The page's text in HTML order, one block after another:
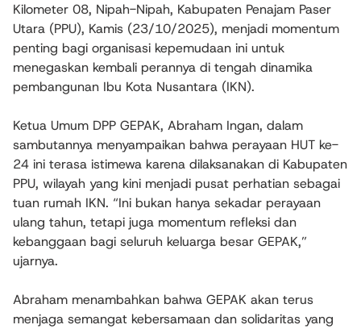
Kilometer 08, Nipah-Nipah, Kabupaten Penajam Paser
Utara (PPU), Kamis (23/10/2025), menjadi momentum
penting bagi organisasi kepemudaan ini untuk
menegaskan kembali perannya di tengah dinamika
pembangunan Ibu Kota Nusantara (IKN).
Ketua Umum DPP GEPAK, Abraham Ingan, dalam
sambutannya menyampaikan bahwa perayaan HUT ke-
24 ini terasa istimewa karena dilaksanakan di Kabupaten
PPU, wilayah yang kini menjadi pusat perhatian sebagai
tuan rumah IKN. “Ini bukan hanya sekadar perayaan
ulang tahun, tetapi juga momentum refleksi dan
kebanggaan bagi seluruh keluarga besar GEPAK,”
ujarnya.
Abraham menambahkan bahwa GEPAK akan terus
menjaga semangat kebersamaan dan solidaritas yang